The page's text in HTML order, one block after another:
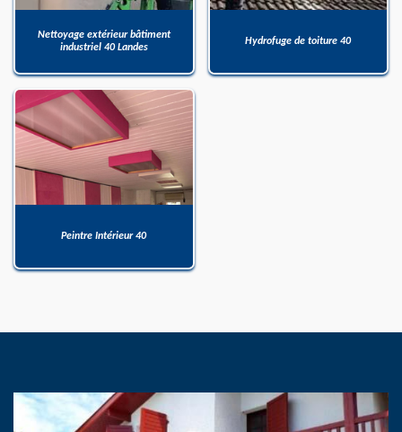
Nettoyage extérieur bâtiment
industriel 40 Landes
Hydrofuge de toiture 40
Peintre Intérieur 40